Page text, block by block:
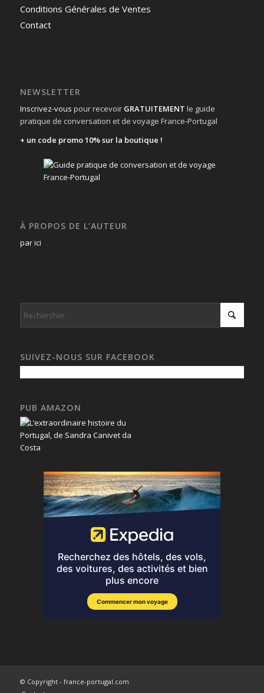
Conditions Générales de Ventes
Contact
NEWSLETTER
Inscrivez-vous pour recevoir GRATUITEMENT le guide
pratique de conversation et de voyage France-Portugal
+ un code promo 10% sur la boutique !
À PROPOS DE L’AUTEUR
par ici
SUIVEZ-NOUS SUR FACEBOOK
PUB AMAZON
© Copyright - france-portugal.com